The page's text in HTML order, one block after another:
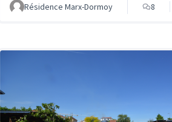
Résidence Marx-Dormoy 8